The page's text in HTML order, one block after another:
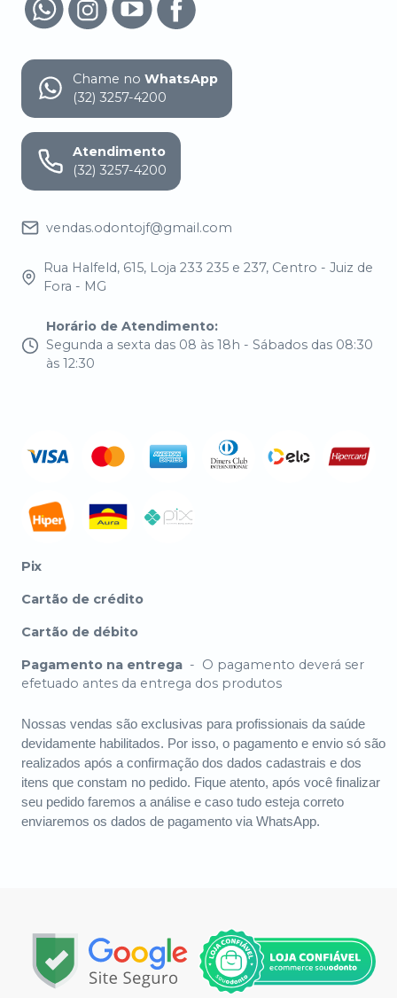
Chame no WhatsApp
(32) 3257-4200
Atendimento
(32) 3257-4200
vendas.odontojf@gmail.com
Rua Halfeld, 615, Loja 233 235 e 237, Centro - Juiz de
Fora - MG
Horário de Atendimento:
Segunda a sexta das 08 às 18h - Sábados das 08:30
às 12:30
Pix
Cartão de crédito
Cartão de débito
Pagamento na entrega - O pagamento deverá ser
efetuado antes da entrega dos produtos
Nossas vendas são exclusivas para profissionais da saúde
devidamente habilitados. Por isso, o pagamento e envio só são
realizados após a confirmação dos dados cadastrais e dos
itens que constam no pedido. Fique atento, após você finalizar
seu pedido faremos a análise e caso tudo esteja correto
enviaremos os dados de pagamento via WhatsApp.